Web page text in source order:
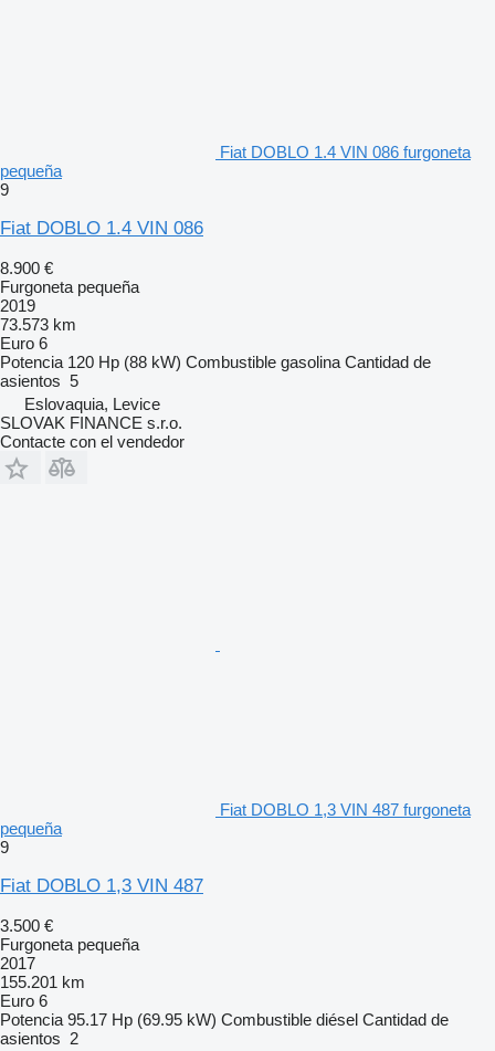
Fiat DOBLO 1.4 VIN 086 furgoneta
pequeña
9
Fiat DOBLO 1.4 VIN 086
8.900 €
Furgoneta pequeña
2019
73.573 km
Euro 6
Potencia 120 Hp (88 kW) Combustible gasolina Cantidad de
asientos 5
Eslovaquia, Levice
SLOVAK FINANCE s.r.o.
Contacte con el vendedor
Fiat DOBLO 1,3 VIN 487 furgoneta
pequeña
9
Fiat DOBLO 1,3 VIN 487
3.500 €
Furgoneta pequeña
2017
155.201 km
Euro 6
Potencia 95.17 Hp (69.95 kW) Combustible diésel Cantidad de
asientos 2